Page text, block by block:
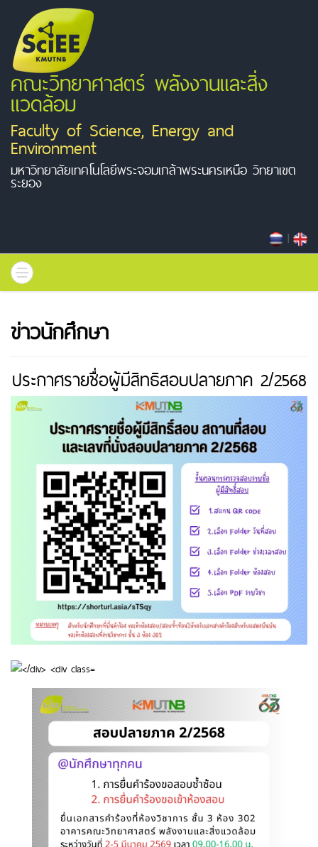
คณะวิทยาศาสตร์ พลังงานและสิ่ง
แวดล้อม
Faculty of Science, Energy and
Environment
มหาวิทยาลัยเทคโนโลยีพระจอมเกล้าพระนครเหนือ วิทยาเขต
ระยอง
|
ข่าวนักศึกษา
ประกาศรายชื่อผู้มีสิทธิสอบปลายภาค 2/2568